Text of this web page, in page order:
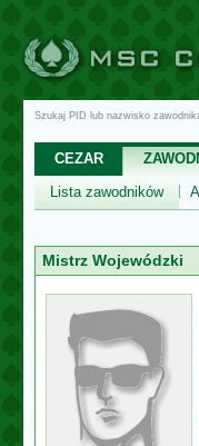
Szukaj PID lub nazwisko
CEZAR
Lista zawodników
Mistrz Wojewódzki